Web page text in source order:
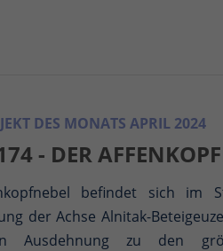
DES MONATS APRIL 2024
- DER
befindet sich im
der Achse Alnitak-
Ausdehnung zu den